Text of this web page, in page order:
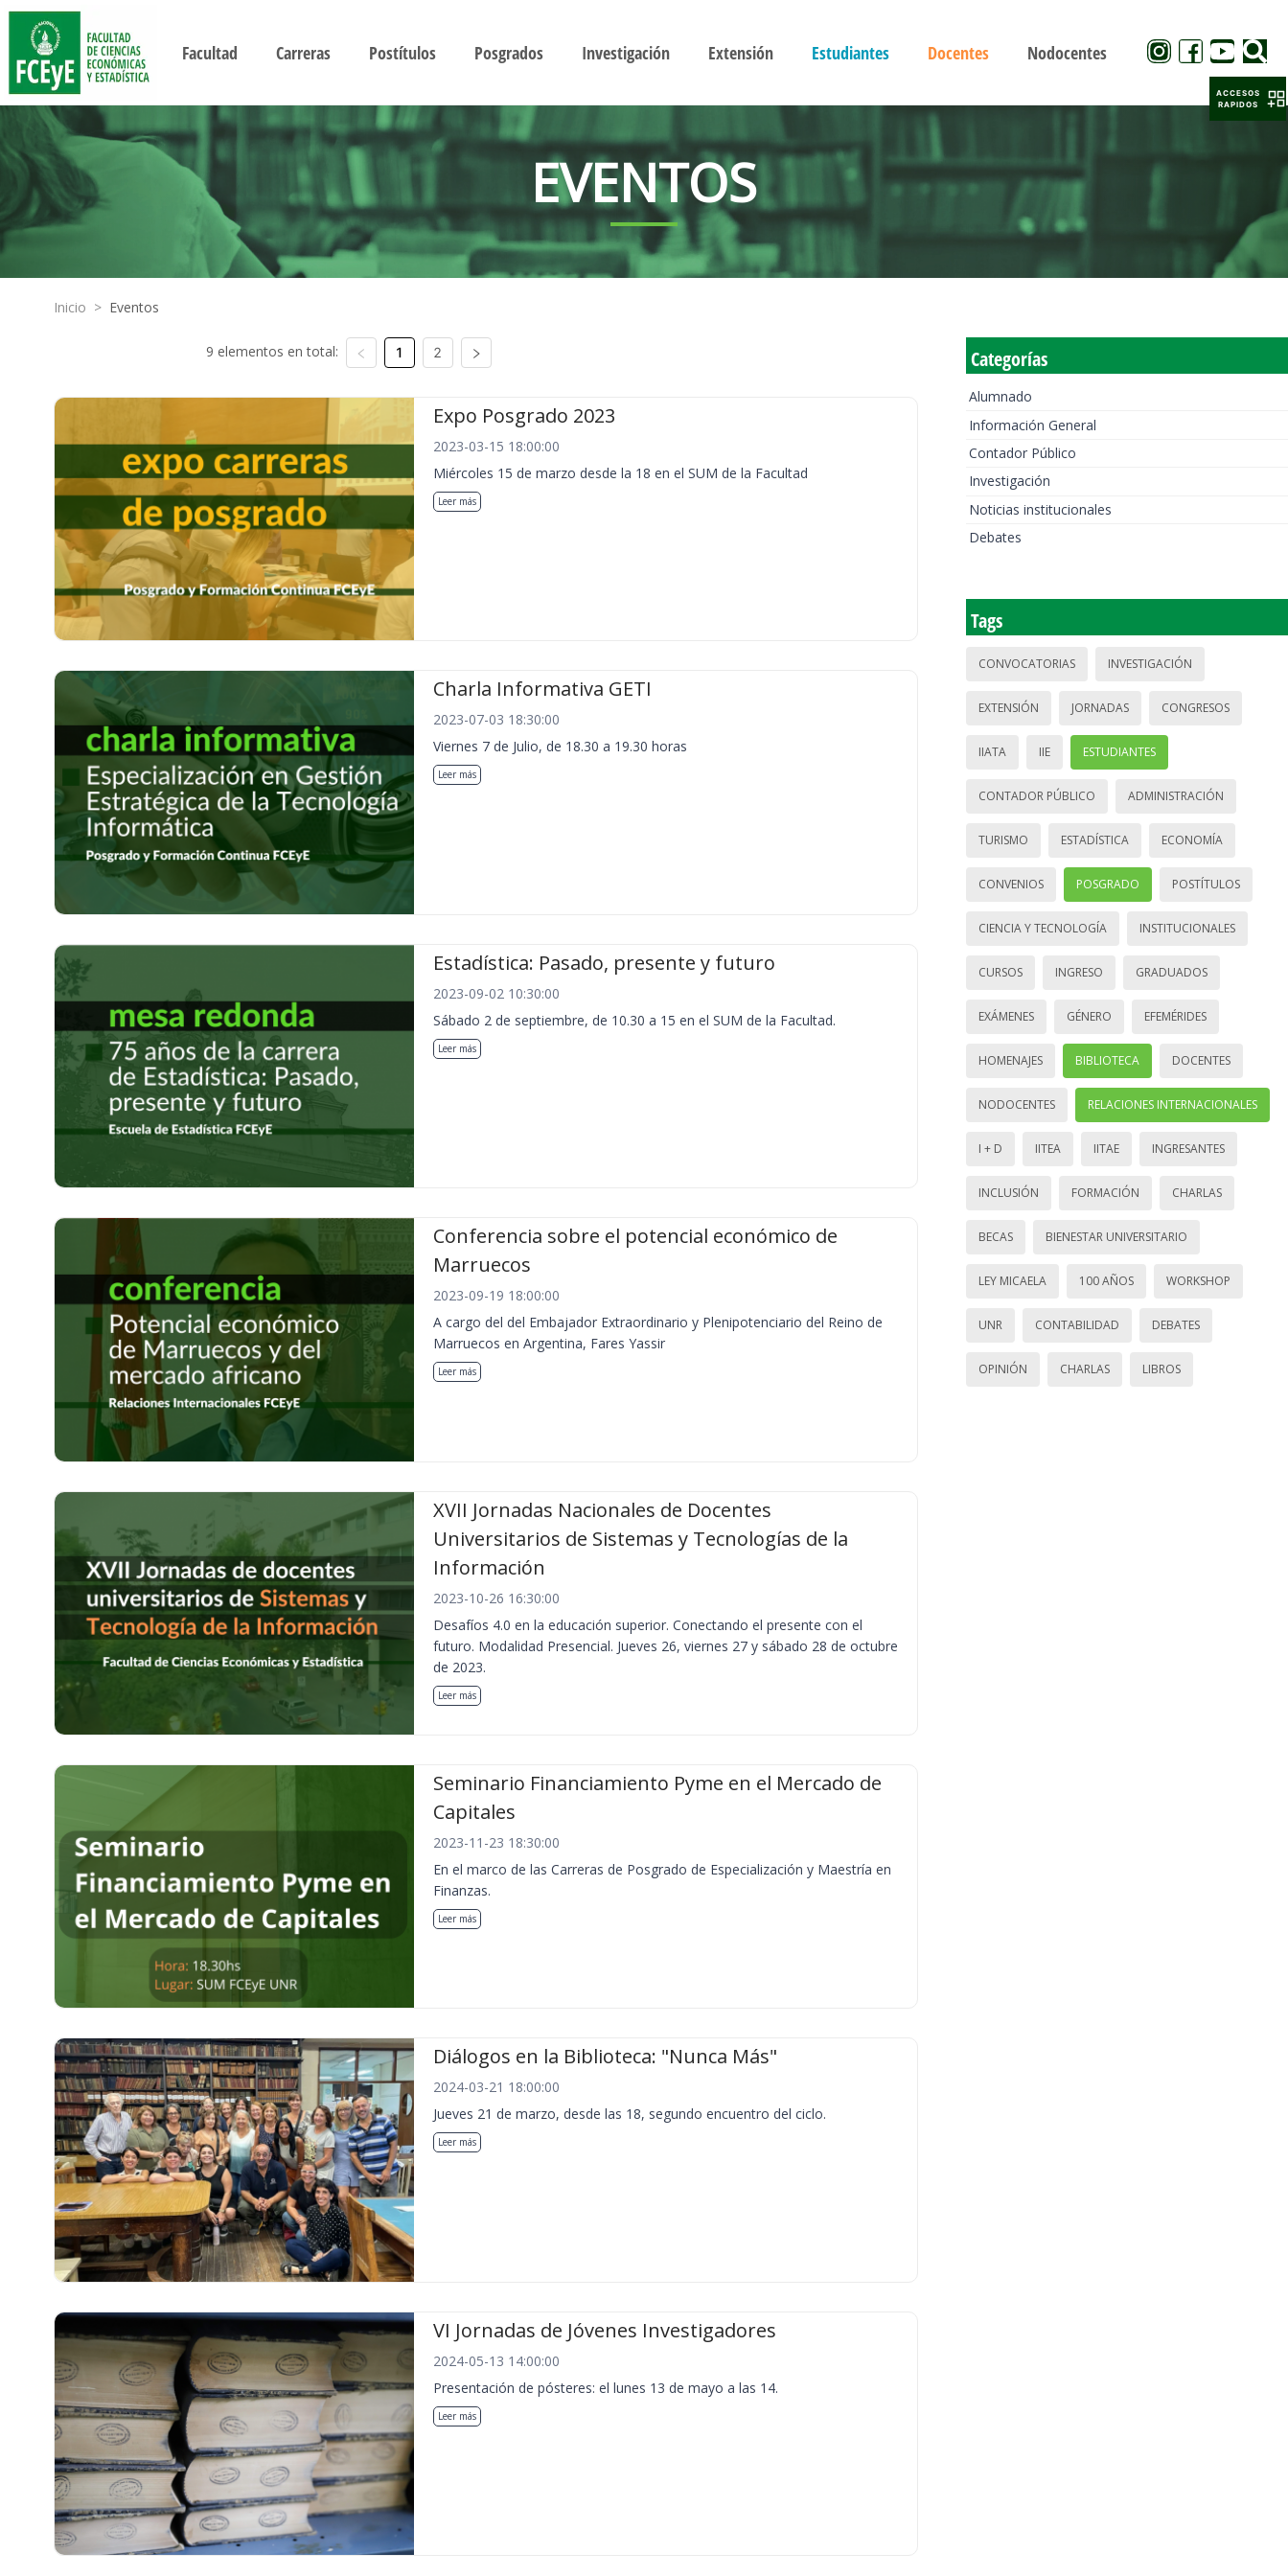
Facultad Carreras Postítulos Posgrados Investigación Extensión Estudiantes Docentes Nodocentes
EVENTOS
Inicio > Eventos
9 elementos en total: 1 2
Expo Posgrado 2023
2023-03-15 18:00:00
Miércoles 15 de marzo desde la 18 en el SUM de la Facultad
Leer más
Charla Informativa GETI
2023-07-03 18:30:00
Viernes 7 de Julio, de 18.30 a 19.30 horas
Leer más
Estadística: Pasado, presente y futuro
2023-09-02 10:30:00
Sábado 2 de septiembre, de 10.30 a 15 en el SUM de la Facultad.
Leer más
Conferencia sobre el potencial económico de
Marruecos
2023-09-19 18:00:00
A cargo del del Embajador Extraordinario y Plenipotenciario del Reino de
Marruecos en Argentina, Fares Yassir
Leer más
XVII Jornadas Nacionales de Docentes
Universitarios de Sistemas y Tecnologías de la
Información
2023-10-26 16:30:00
Desafíos 4.0 en la educación superior. Conectando el presente con el
futuro. Modalidad Presencial. Jueves 26, viernes 27 y sábado 28 de octubre
de 2023.
Leer más
Seminario Financiamiento Pyme en el Mercado de
Capitales
2023-11-23 18:30:00
En el marco de las Carreras de Posgrado de Especialización y Maestría en
Finanzas.
Leer más
Diálogos en la Biblioteca: "Nunca Más"
2024-03-21 18:00:00
Jueves 21 de marzo, desde las 18, segundo encuentro del ciclo.
Leer más
VI Jornadas de Jóvenes Investigadores
2024-05-13 14:00:00
Presentación de pósteres: el lunes 13 de mayo a las 14.
Leer más
Categorías
Alumnado
Información General
Contador Público
Investigación
Noticias institucionales
Debates
Tags
CONVOCATORIAS INVESTIGACIÓN
EXTENSIÓN JORNADAS CONGRESOS
IIATA IIE ESTUDIANTES
CONTADOR PÚBLICO ADMINISTRACIÓN
TURISMO ESTADÍSTICA ECONOMÍA
CONVENIOS POSGRADO POSTÍTULOS
CIENCIA Y TECNOLOGÍA INSTITUCIONALES
CURSOS INGRESO GRADUADOS
EXÁMENES GÉNERO EFEMÉRIDES
HOMENAJES BIBLIOTECA DOCENTES
NODOCENTES RELACIONES INTERNACIONALES
I + D IITEA IITAE INGRESANTES
INCLUSIÓN FORMACIÓN CHARLAS
BECAS BIENESTAR UNIVERSITARIO
LEY MICAELA 100 AÑOS WORKSHOP
UNR CONTABILIDAD DEBATES
OPINIÓN CHARLAS LIBROS
ACCESOS
RAPIDOS